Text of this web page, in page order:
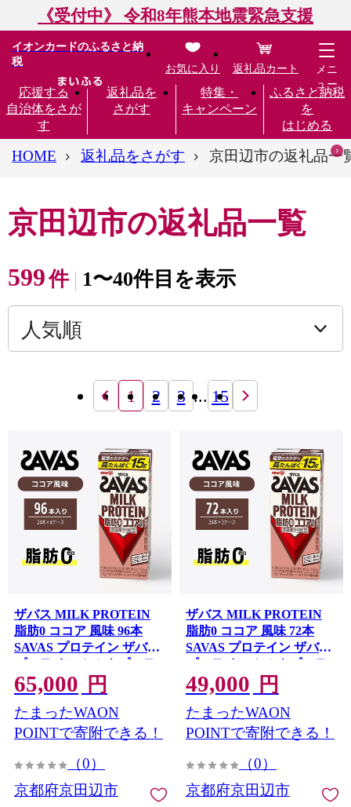
《受付中》 令和8年熊本地震緊急支援
イオンカードのふるさと納
税
応援する
自治体をさが
す
返礼品を
さがす
特集・
キャンペーン
ふるさと納税
を
はじめる
お気に入り 返礼品カート
メニ
ュー
HOME 返礼品をさがす 京田辺市の返礼品一
京田辺市の返礼品一覧
599件 1〜40件目を表示
1 2 3 ... 15
ザバス MILK PROTEIN
脂肪0 ココア 風味 96本
SAVAS プロテイン ザバス
プロテイン ミルクプロテ
イン ドリンク 飲み物 運動
後の水分補給 プロテイン
ドリンク 飲みやすい 運動
スポーツ お楽しみ 京都 京
65,000 円
たまったWAON
POINTで寄附できる！
（0）
京都府京田辺市
ザバス MILK PROTEIN
脂肪0 ココア 風味 72本
SAVAS プロテイン ザバス
プロテイン ミルクプロテ
イン ドリンク 飲み物 運動
後の水分補給 プロテイン
ドリンク 飲みやすい 運動
スポーツ お楽しみ 京都 京
49,000 円
たまったWAON
POINTで寄附できる！
（0）
京都府京田辺市